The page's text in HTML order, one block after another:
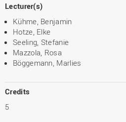
Lecturer(s)
Kühme, Benjamin
Hotze, Elke
Seeling, Stefanie
Mazzola, Rosa
Böggemann, Marlies
Credits
5